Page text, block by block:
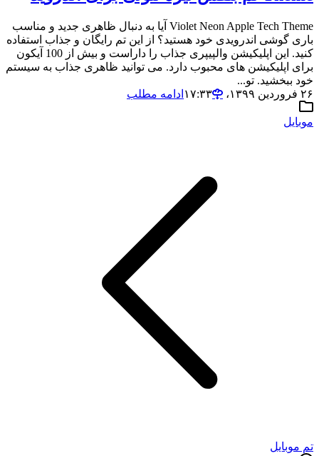
Violet Neon Apple Tech Theme آیا به دنبال ظاهری جدید و مناسب
باری گوشی اندرویدی خود هستید؟ از این تم رایگان و جذاب استفاده
کنید. این اپلیکیشن والپیپری جذاب را داراست و بیش از 100 آیکون
برای اپلیکیشن های محبوب دارد. می توانید ظاهری جذاب به سیستم
خود ببخشید. تو...
۲۶ فروردین ۱۳۹۹،‏ ۱۷:۳۳
ادامه مطلب
موبایل
تم موبایل